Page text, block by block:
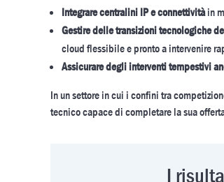
Integrare centralini IP e connettivitàin
Gestire delle transizioni tecnologiche
cloud flessibile e pronto a intervenire
Assicurare degli interventi tempestivi
In un settore in cui i confini tra
tecnico capace di completare la sua
I